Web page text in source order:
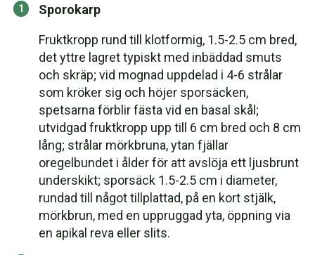
Sporokarp
Fruktkropp rund till klotformig, 1.5-2.5 cm bred,
det yttre lagret typiskt med inbäddad smuts
och skräp; vid mognad uppdelad i 4-6 strålar
som kröker sig och höjer sporsäcken,
spetsarna förblir fästa vid en basal skål;
utvidgad fruktkropp upp till 6 cm bred och 8 cm
lång; strålar mörkbruna, ytan fjällar
oregelbundet i ålder för att avslöja ett ljusbrunt
underskikt; sporsäck 1.5-2.5 cm i diameter,
rundad till något tillplattad, på en kort stjälk,
mörkbrun, med en uppruggad yta, öppning via
en apikal reva eller slits.